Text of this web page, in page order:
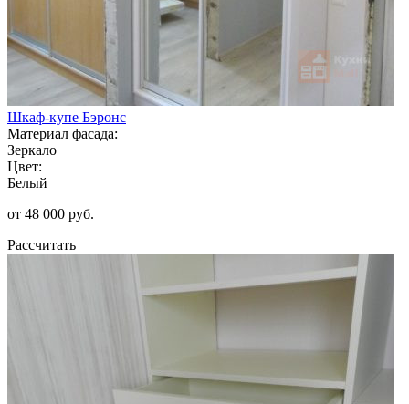
Шкаф-купе Бэронс
Материал фасада:
Зеркало
Цвет:
Белый
от 48 000 руб.
Рассчитать